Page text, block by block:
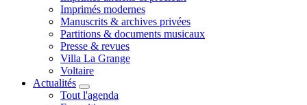
Imprimés modernes
Manuscrits & archives privées
Partitions & documents musicaux
Presse & revues
Villa La Grange
Voltaire
Actualités
Tout l'agenda